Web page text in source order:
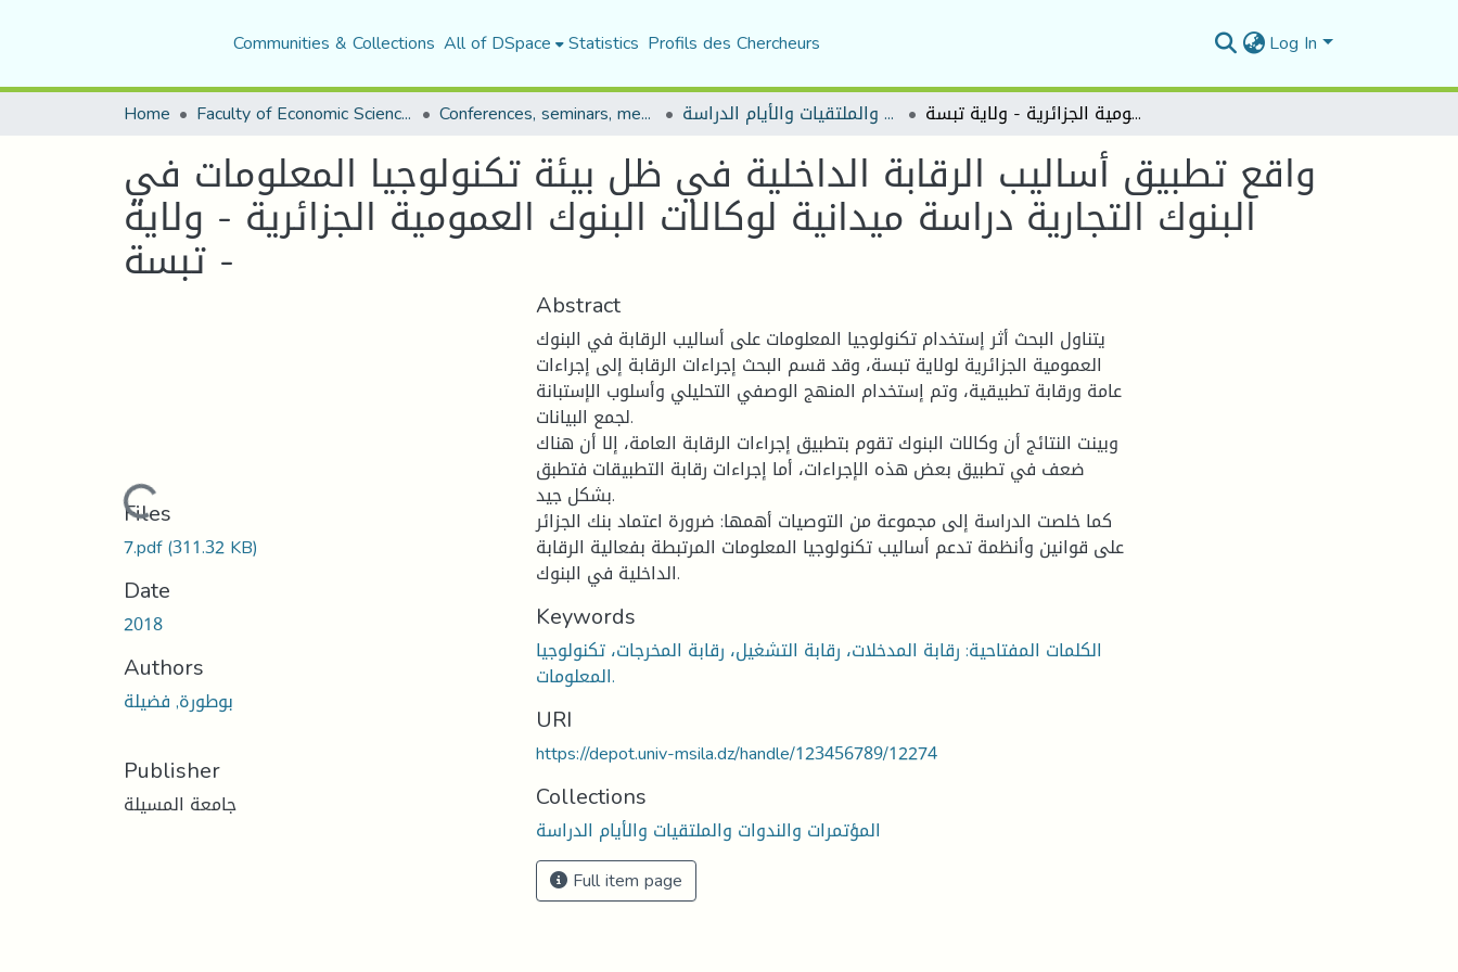
Communities & Collections All of DSpace Statistics Profils des Chercheurs Log In
Home Faculty of Economic Sciences, Commerce and Management Sciences Conferences, seminars, meetings, and study days المؤتمرات والندوات والملتقيات والأيام الدراسة واقع تطبيق أساليب الرقابة الداخلية في ظل بيئة تكنولوجيا المعلومات في البنوك التجارية دراسة ميدانية لوكالات البنوك العمومية الجزائرية - ولاية تبسة -
واقع تطبيق أساليب الرقابة الداخلية في ظل بيئة تكنولوجيا المعلومات في
البنوك التجارية دراسة ميدانية لوكالات البنوك العمومية الجزائرية - ولاية
تبسة -
Loading...
Files
7.pdf(311.32 KB)
Date
2018
Authors
بوطورة, فضيلة
Publisher
جامعة المسيلة
Abstract
يتناول البحث أثر إستخدام تكنولوجيا المعلومات على أساليب الرقابة في البنوك
العمومية الجزائرية لولاية تبسة، وقد قسم البحث إجراءات الرقابة إلى إجراءات
عامة ورقابة تطبيقية، وتم إستخدام المنهج الوصفي التحليلي وأسلوب الإستبانة
لجمع البيانات.
وبينت النتائج أن وكالات البنوك تقوم بتطبيق إجراءات الرقابة العامة، إلا أن هناك
ضعف في تطبيق بعض هذه الإجراءات، أما إجراءات رقابة التطبيقات فتطبق
بشكل جيد.
كما خلصت الدراسة إلى مجموعة من التوصيات أهمها: ضرورة اعتماد بنك الجزائر
على قوانين وأنظمة تدعم أساليب تكنولوجيا المعلومات المرتبطة بفعالية الرقابة
الداخلية في البنوك.
Keywords
الكلمات المفتاحية: رقابة المدخلات، رقابة التشغيل، رقابة المخرجات، تكنولوجيا
المعلومات.
URI
https://depot.univ-msila.dz/handle/123456789/12274
Collections
المؤتمرات والندوات والملتقيات والأيام الدراسة
Full item page